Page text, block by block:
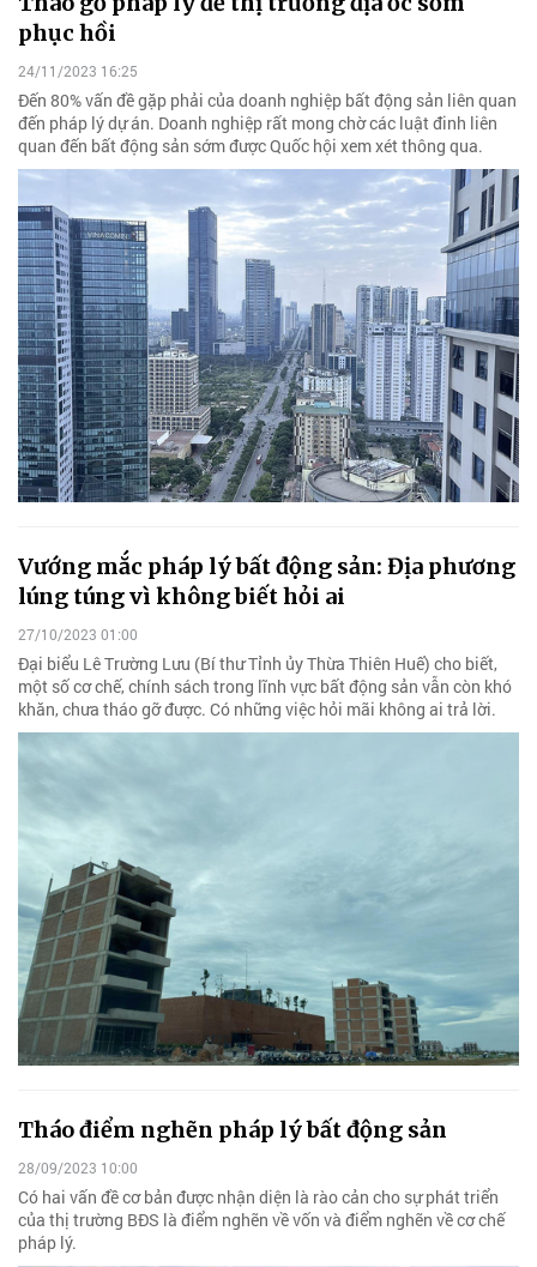
phục hồi
24/11/2023 16:25
Đến 80% vấn đề gặp phải của doanh nghiệp bất động sản liên quan
đến pháp lý dự án. Doanh nghiệp rất mong chờ các luật đinh liên
quan đến bất động sản sớm được Quốc hội xem xét thông qua.
Vướng mắc pháp lý bất động sản: Địa phương
lúng túng vì không biết hỏi ai
27/10/2023 01:00
Đại biểu Lê Trường Lưu (Bí thư Tỉnh ủy Thừa Thiên Huế) cho biết,
một số cơ chế, chính sách trong lĩnh vực bất động sản vẫn còn khó
khăn, chưa tháo gỡ được. Có những việc hỏi mãi không ai trả lời.
Tháo điểm nghẽn pháp lý bất động sản
28/09/2023 10:00
Có hai vấn đề cơ bản được nhận diện là rào cản cho sự phát triển
của thị trường BĐS là điểm nghẽn về vốn và điểm nghẽn về cơ chế
pháp lý.